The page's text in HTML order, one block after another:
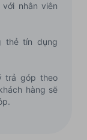
nhân viên
thẻ tín dụng
trả góp theo
hàng sẽ